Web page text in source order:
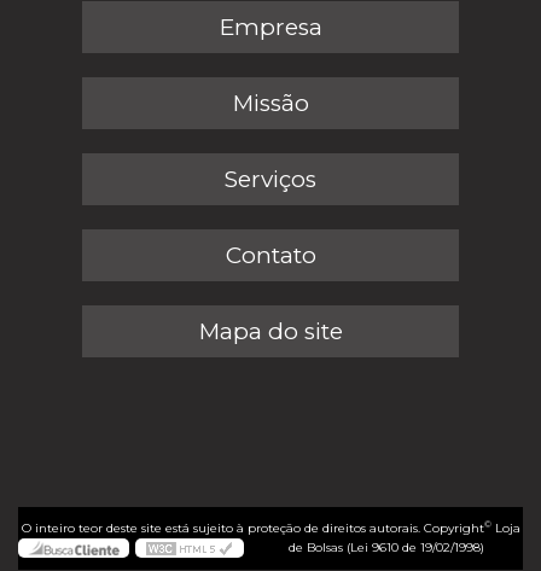
Empresa
Missão
Serviços
Contato
Mapa do site
O inteiro teor deste site está sujeito à proteção de direitos autorais. Copyright©Loja
de Bolsas (Lei 9610 de 19/02/1998)